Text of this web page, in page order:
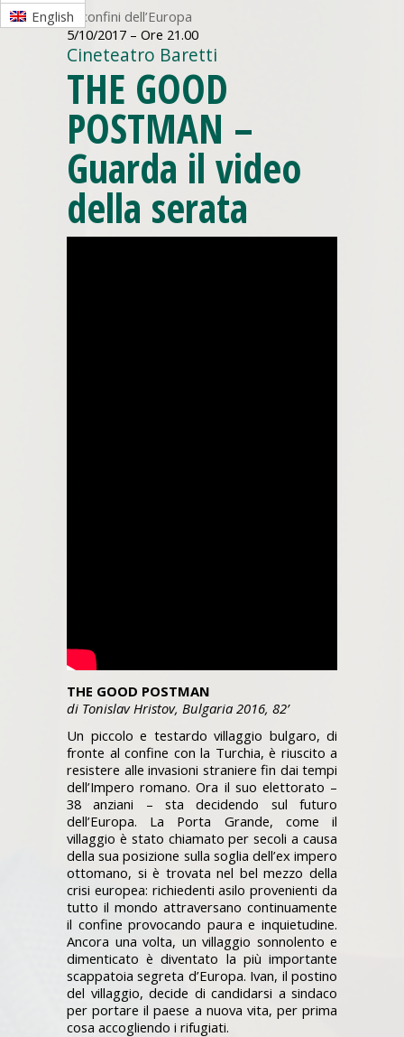
EnglishAi confini dell’Europa
5/10/2017 – Ore 21.00
Cineteatro Baretti
THE GOOD
POSTMAN –
Guarda il video
della serata
THE GOOD POSTMAN
di Tonislav Hristov, Bulgaria 2016, 82’
Un piccolo e testardo villaggio bulgaro, di
fronte al confine con la Turchia, è riuscito a
resistere alle invasioni straniere fin dai tempi
dell’Impero romano. Ora il suo elettorato –
38 anziani – sta decidendo sul futuro
dell’Europa. La Porta Grande, come il
villaggio è stato chiamato per secoli a causa
della sua posizione sulla soglia dell’ex impero
ottomano, si è trovata nel bel mezzo della
crisi europea: richiedenti asilo provenienti da
tutto il mondo attraversano continuamente
il confine provocando paura e inquietudine.
Ancora una volta, un villaggio sonnolento e
dimenticato è diventato la più importante
scappatoia segreta d’Europa. Ivan, il postino
del villaggio, decide di candidarsi a sindaco
per portare il paese a nuova vita, per prima
cosa accogliendo i rifugiati.